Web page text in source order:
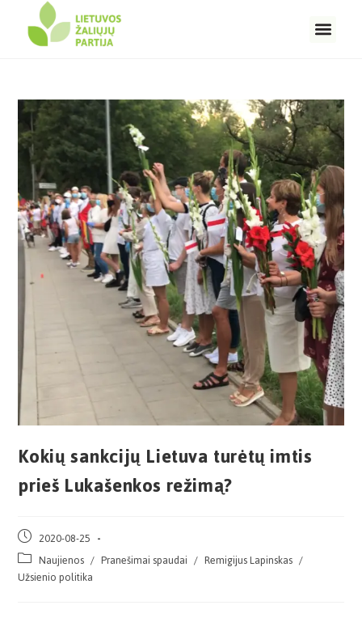
Kokių sankcijų Lietuva turėtų imtis
prieš Lukašenkos režimą?
2020-08-25
Naujienos / Pranešimai spaudai / Remigijus Lapinskas /
Užsienio politika